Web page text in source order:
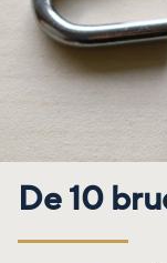
De 10